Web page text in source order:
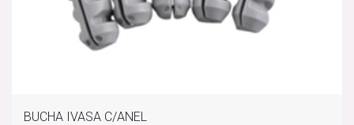
BUCHA IVASA C/ANEL